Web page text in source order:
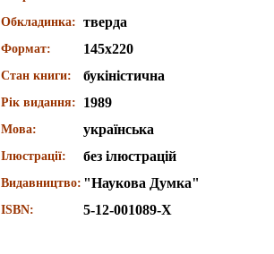
Обкладинка: тверда
Формат: 145х220
Стан книги: букіністична
Рік видання: 1989
Мова: українська
Ілюстрації: без ілюстрацій
Видавництво: "Наукова Думка"
ISBN: 5-12-001089-Х